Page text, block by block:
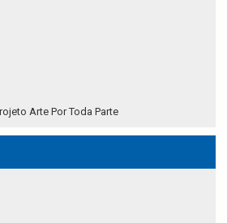
Arte Por Toda Parte